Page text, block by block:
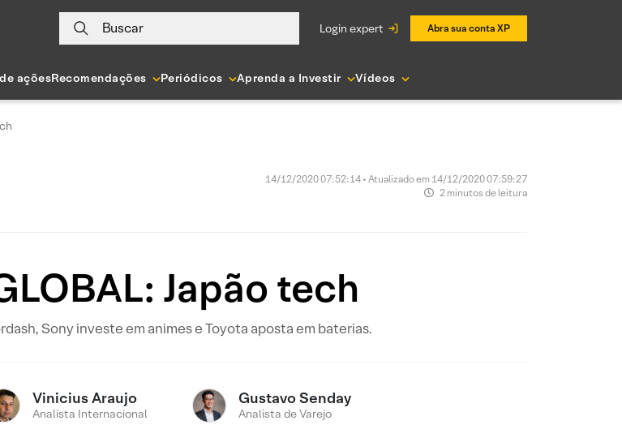
Buscar login expert Abra sua conta XP
açõesRecomendações Periódicos Aprenda a Investir Vídeos
14/12/2020 07:52:14 • Atualizado em 14/12/2020 07:59:27
2 minutos de leitura
Japão tech
Sony investe em animes e Toyota aposta em baterias.
Vinicius Araujo
Analista Internacional
Gustavo Senday
Analista de Varejo